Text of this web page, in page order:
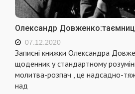
Олександр
07.12.2020
Записні книжки Олександра
щоденник у стандартному
молитва-розпач , це надсадно-
над